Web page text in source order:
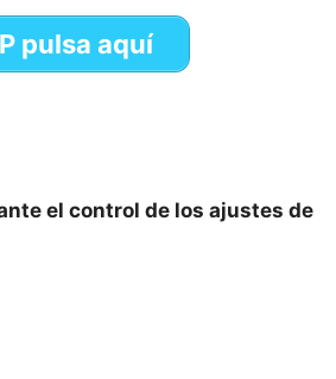
pulsa aquí
el control de los ajustes de